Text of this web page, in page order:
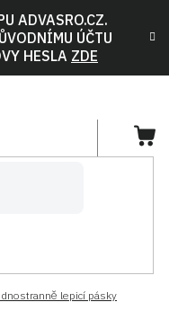
ADVASRO.CZ.
ÚČTU
HESLA ZDE
lepicí pásky